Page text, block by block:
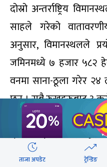
दोस्रो अन्तर्राष्ट्रिय
साहले गरेको
अनुसार, विमानस्थलले
जमिनमध्ये ७ हजार
वनमा साना-ठूला गरेर
छन् । सबै रूखहरूबाट ३
हजार ६२ ट्रक दाउरा
दाउरा पैदावर समेत
बराबरीको काठजन्य
ताजा अपडेट ट्रेन्डिङ